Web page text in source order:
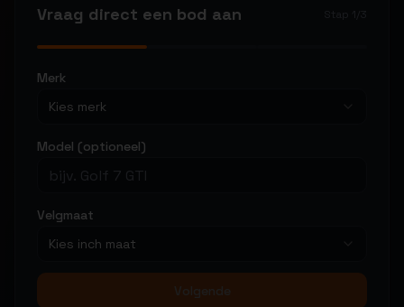
Vraag direct een bod aan
Merk
Kies merk
Model (optioneel)
Velgmaat
Kies inch maat
Volgende